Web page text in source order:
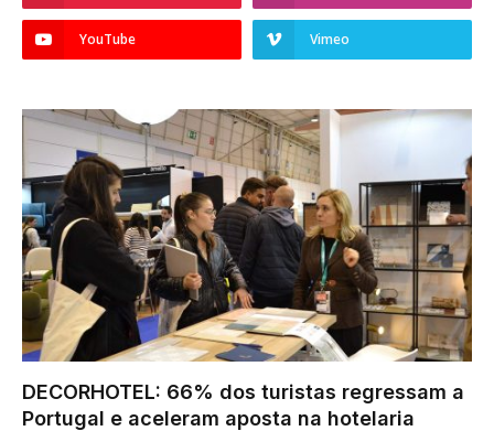
YouTube Vimeo
DECORHOTEL: 66% dos turistas regressam a
Portugal e aceleram aposta na hotelaria